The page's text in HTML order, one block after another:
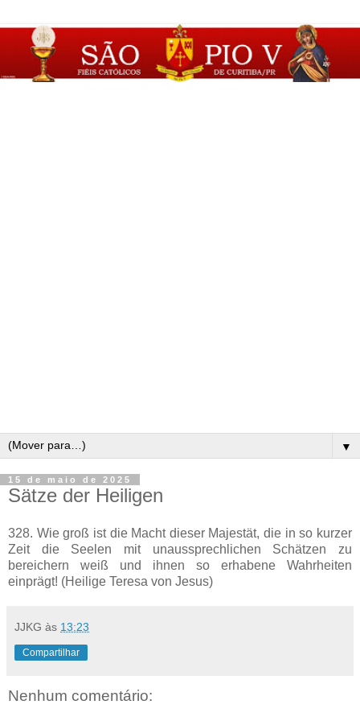
▼
15 de maio de 2025
Sätze der Heiligen
328. Wie groß ist die Macht dieser Majestät, die in so kurzer
Zeit die Seelen mit unaussprechlichen Schätzen zu
bereichern weiß und ihnen so erhabene Wahrheiten
einprägt! (Heilige Teresa von Jesus)
JJKG às 13:23
Compartilhar
Nenhum comentário: